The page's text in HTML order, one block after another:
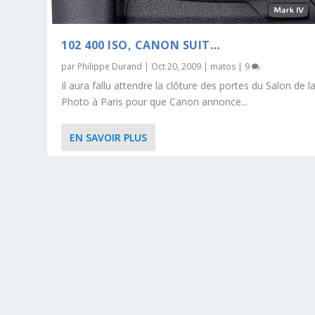
102 400 ISO, CANON SUIT…
par Philippe Durand | Oct 20, 2009 | matos | 9
Il aura fallu attendre la clôture des portes du Salon de
Photo à Paris pour que Canon annonce...
EN SAVOIR PLUS